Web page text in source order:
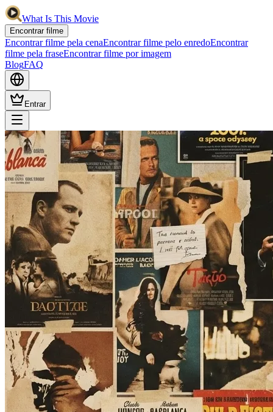
What Is This Movie
Encontrar filme
Encontrar filme pela cenaEncontrar filme pelo enredoEncontrar
filme pela fraseEncontrar filme por imagem
BlogFAQ
Entrar